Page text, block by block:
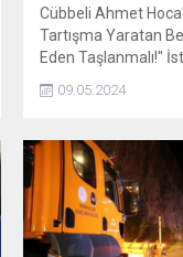
Cübbeli Ahmet
Tartışma Yaratan
Eden Taşlanmalı!"
vaiz Cübbeli Ahmet
bir programda zina
Hoca, "Zina eden
Bu Allah'ın emridir."
kullanarak büyük bir
başlattı.
09.05.2024